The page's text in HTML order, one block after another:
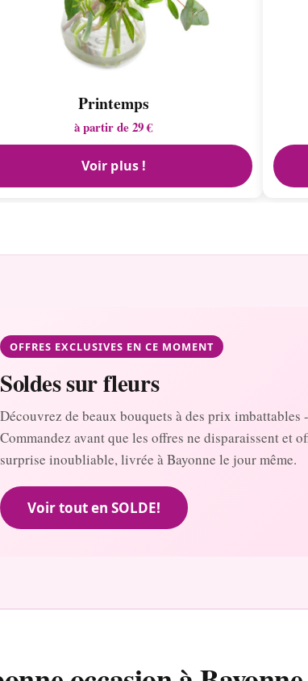
Printemps
à partir de 29 €
Voir plus !
OFFRES EXCLUSIVES EN CE MOMENT
Soldes sur fleurs
Découvrez de beaux bouquets à des prix imbattables
Commandez avant que les offres ne disparaissent et
surprise inoubliable, livrée à Bayonne le jour même.
Voir tout en SOLDE!